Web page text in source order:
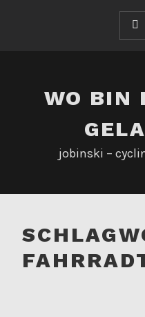
WO BIN
jobinski –